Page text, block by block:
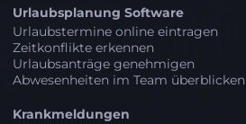
Urlaubsplanung Software
Urlaubstermine online eintragen
Zeitkonflikte erkennen
Urlaubsanträge genehmigen
Abwesenheiten im Team überblicken
Krankmeldungen